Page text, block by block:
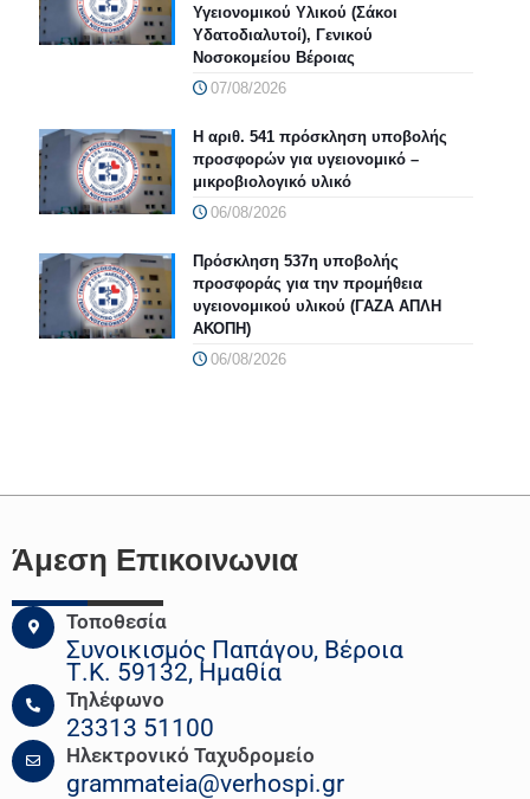
Υγειονομικού Υλικού (Σάκοι
Υδατοδιαλυτοί), Γενικού
Νοσοκομείου Βέροιας
07/08/2026
Η αριθ. 541 πρόσκληση υποβολής
προσφορών για υγειονομικό –
μικροβιολογικό υλικό
06/08/2026
Πρόσκληση 537η υποβολής
προσφοράς για την προμήθεια
υγειονομικού υλικού (ΓΑΖΑ ΑΠΛΗ
ΑΚΟΠΗ)
06/08/2026
Άμεση Επικοινωνια
Τοποθεσία
Συνοικισμός Παπάγου, Βέροια
Τ.Κ. 59132, Ημαθία
Τηλέφωνο
23313 51100
Ηλεκτρονικό Ταχυδρομείο
grammateia@verhospi.gr